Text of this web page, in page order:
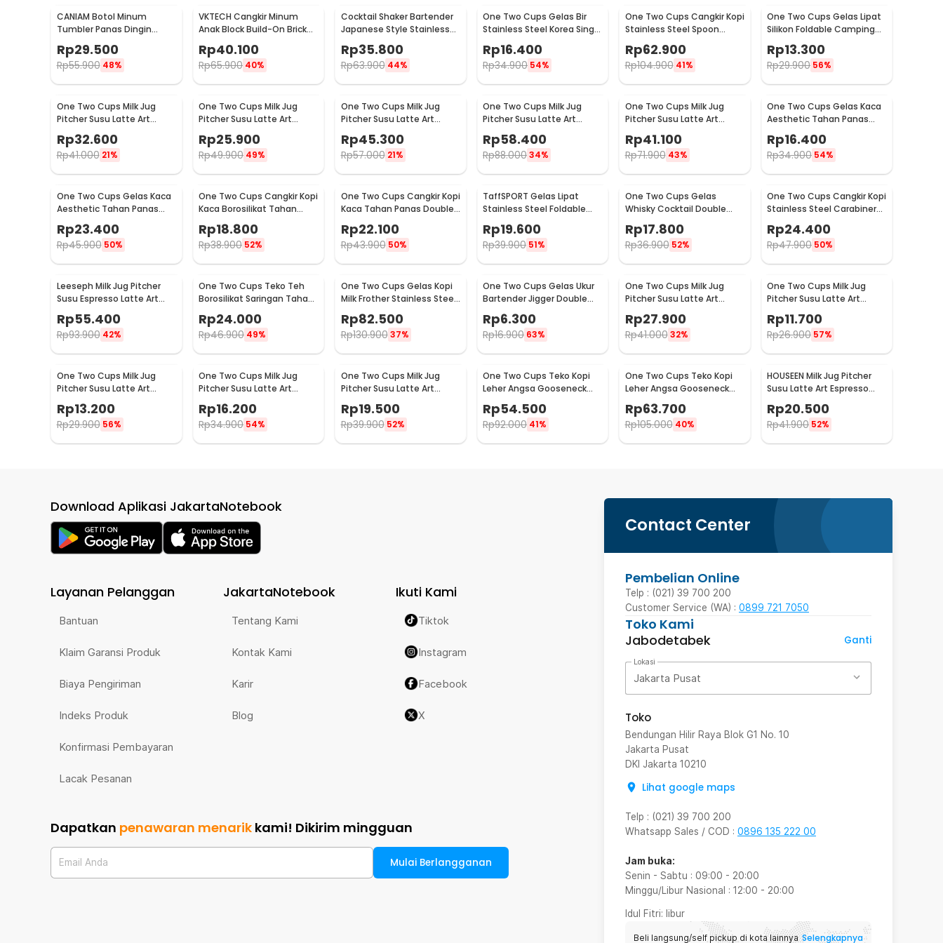
CANIAM Botol Minum
Tumbler Panas Dingin
400ml
Rp29.500
Rp55.900 48%
VKTECH Cangkir Minum
Anak Block Build-On Brick
Rp40.100
Rp65.900 40%
Cocktail Shaker Bartender
Japanese Style Stainless
Steel 200ml
Rp35.800
Rp63.900 44%
One Two Cups Gelas Bir
Stainless Steel Korea Single
Wall Glass 180ml - J070
Rp16.400
Rp34.900 54%
One Two Cups Cangkir Kopi
Stainless Steel Spoon
Saucer Cup 120ml - 201
Rp62.900
Rp104.900 41%
One Two Cups Gelas Lipat
Silikon Foldable Camping
with Strap 200ml - F120
Rp13.300
Rp29.900 56%
One Two Cups Milk Jug
Pitcher Susu Latte Art
Espresso Stainless Steel
350ml - J068
Rp32.600
Rp41.000 21%
One Two Cups Milk Jug
Pitcher Susu Latte Art
150ml - J068
Rp25.900
Rp49.900 49%
One Two Cups Milk Jug
Pitcher Susu Latte Art
Espresso Stainless Steel
600ml - J068
Rp45.300
Rp57.000 21%
One Two Cups Milk Jug
Pitcher Susu Latte Art
Espresso Stainless Steel
900ml - J068
Rp58.400
Rp88.00034%
One Two Cups Milk Jug
Pitcher Susu Latte Art
350ml - 10084
Rp41.100
Rp71.900 43%
One Two Cups Gelas Kaca
Aesthetic Tahan Panas
Double Wall Glass 250ml -
PLY1704
Rp16.400
Rp34.900 54%
One Two Cups Gelas Kaca
Aesthetic Tahan Panas
Double Wall Glass 433ml -
PLY1704
Rp23.400
Rp45.900 50%
One Two Cups Cangkir Kopi
Kaca Borosilikat Tahan
Panas Double Wall Cup
160ml
Rp18.800
Rp38.900 52%
One Two Cups Cangkir Kopi
Kaca Tahan Panas Double
Rp22.100
Rp43.900 50%
TaffSPORT Gelas Lipat
Stainless Steel Foldable
Cup Carabiner 240ml -
F180
Rp19.600
Rp39.900 51%
One Two Cups Gelas
Whisky Cocktail Double
Wall Skull Rock Glass 150ml
- SG-02
Rp17.800
Rp36.900 52%
One Two Cups Cangkir Kopi
Stainless Steel Carabiner
Rp24.400
Rp47.900 50%
Leeseph Milk Jug Pitcher
Susu Espresso Latte Art
2016
Rp55.400
Rp93.900 42%
One Two Cups Teko Teh
Borosilikat Saringan Tahan
757
Rp24.000
Rp46.900 49%
One Two Cups Gelas Kopi
Milk Frother Stainless Steel
400ml - WZ0011
Rp82.500
Rp130.900 37%
One Two Cups Gelas Ukur
Bartender Jigger Double
Shot 15ml and 30ml - LE2
Rp6.300
Rp16.900 63%
One Two Cups Milk Jug
Pitcher Susu Latte Art
200ml - J068
Rp27.900
Rp41.000 32%
One Two Cups Milk Jug
Pitcher Susu Latte Art
1oz - S06HG
Rp11.700
Rp26.900 57%
One Two Cups Milk Jug
Pitcher Susu Latte Art
Espresso Stainless Steel
1.5oz - S06HG
Rp13.200
Rp29.900 56%
One Two Cups Milk Jug
Pitcher Susu Latte Art
Espresso Stainless Steel
3oz - S06HG
Rp16.200
Rp34.900 54%
One Two Cups Milk Jug
Pitcher Susu Latte Art
5oz - S06HG
Rp19.500
Rp39.900 52%
One Two Cups Teko Kopi
Leher Angsa Gooseneck
- AA049
Rp54.500
Rp92.000 41%
One Two Cups Teko Kopi
Leher Angsa Gooseneck
Pour Over Drip Kettle 350ml
- AA049
Rp63.700
Rp105.000 40%
HOUSEEN Milk Jug Pitcher
Susu Latte Art Espresso
DL060
Rp20.500
Rp41.900 52%
Contact Center
Pembelian Online
Telp : (021) 39 700 200
Customer Service (WA) : 0899 721 7050
Toko Kami
Jabodetabek
Ganti
Lokasi
Jakarta Pusat
Toko
Bendungan Hilir Raya Blok G1 No. 10
Jakarta Pusat
DKI Jakarta 10210
Lihat google maps
Telp : (021) 39 700 200
Whatsapp Sales / COD : 0896 135 222 00
Jam buka:
Senin - Sabtu : 09:00 - 20:00
Minggu/Libur Nasional : 12:00 - 20:00
Idul Fitri: libur
Beli langsung/self pickup di kota lainnya Selengkapnya
Download Aplikasi JakartaNotebook
Layanan Pelanggan
Bantuan
Klaim Garansi Produk
Biaya Pengiriman
Indeks Produk
Konfirmasi Pembayaran
Lacak Pesanan
JakartaNotebook
Tentang Kami
Kontak Kami
Karir
Blog
Ikuti Kami
Tiktok
Instagram
Facebook
X
Dapatkan penawaran menarik kami! Dikirim mingguan
Email Anda Mulai Berlangganan